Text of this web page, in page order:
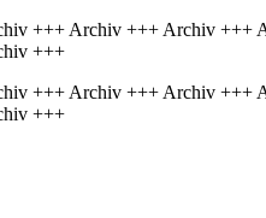
+++ Archiv +++ Archiv
+++
+++ Archiv +++ Archiv
+++